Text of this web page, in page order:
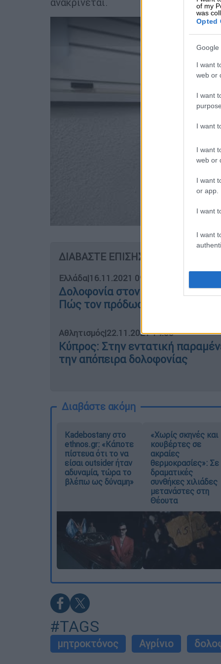
of my
was
Opted
Google
I want
web or
I want
I want
I want
web or
I want
or app.
I want
I want
ΔΙΑΒΑΣΤΕ ΕΠΙΣΗΣ
Ελλάδα|16.11.2021 09:53
Δολοφονία στον Βόλο: Νέες
Πώς τον πρόδωσε το DNA
Αθλητισμός|22.11.2021 14:33
Κύπρος: Στην εντατική
την απόπειρα δολοφονίας
Διαβάστε ακόμη
Kadebostany στο
ethnos.gr: «Κάποτε
πίστευα ότι το να
είσαι outsider ήταν
αδυναμία, τώρα το
βλέπω ως δύναμη»
«Χωρίς σκηνές και
κουβέρτες σε
ακραίες
θερμοκρασίες»: Σε
δραματικές
συνθήκες χιλιάδες
μετανάστες στη
Θέουτα
#TAGS
μητροκτόνος Αγρίνιο